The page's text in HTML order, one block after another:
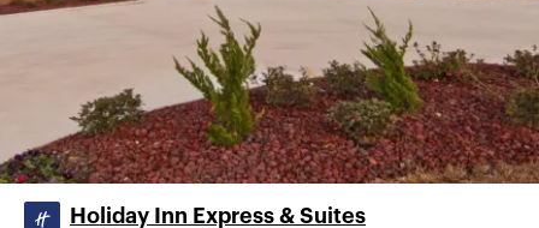
Holiday Inn Express & Suites